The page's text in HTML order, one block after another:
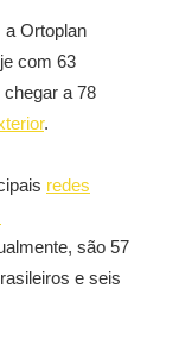
a Ortoplan
com 63
chegar a 78
.
redes
são 57
e seis